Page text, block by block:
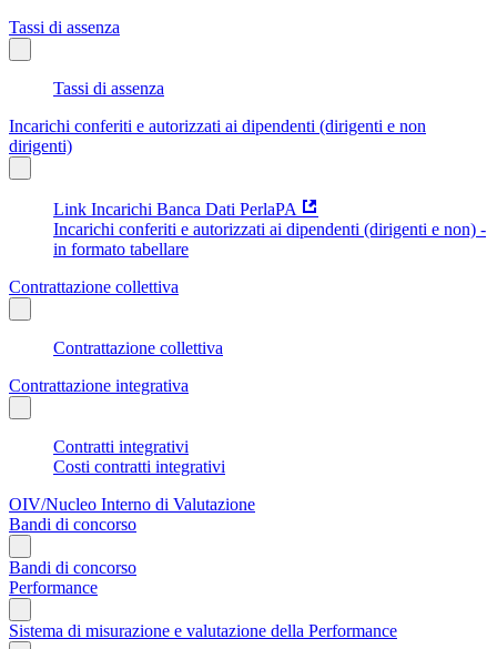
Tassi di assenza
Tassi di assenza
Incarichi conferiti e autorizzati ai dipendenti (dirigenti e non
dirigenti)
Link Incarichi Banca Dati PerlaPA
Incarichi conferiti e autorizzati ai dipendenti (dirigenti e non) -
in formato tabellare
Contrattazione collettiva
Contrattazione collettiva
Contrattazione integrativa
Contratti integrativi
Costi contratti integrativi
OIV/Nucleo Interno di Valutazione
Bandi di concorso
Bandi di concorso
Performance
Sistema di misurazione e valutazione della Performance